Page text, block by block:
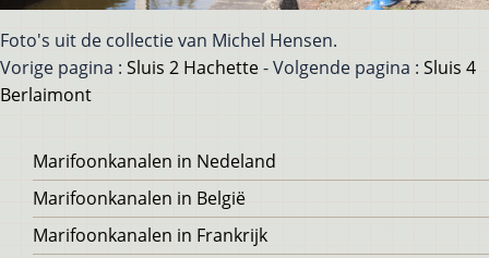
Foto's uit de collectie van Michel Hensen.
Vorige pagina : Sluis 2 Hachette- Volgende pagina : Sluis 4
Berlaimont
Voet
Marifoonkanalen in Nedeland
Marifoonkanalen in België
Marifoonkanalen in Frankrijk